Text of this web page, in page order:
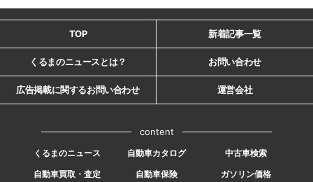
TOP 新着記事一覧
くるまのニュースとは？ お問い合わせ
広告掲載に関するお問い合わせ 運営会社
content
くるまのニュース 自動車カタログ
中古車検索
自動車買取・査定
自動車保険 ガソリン価格